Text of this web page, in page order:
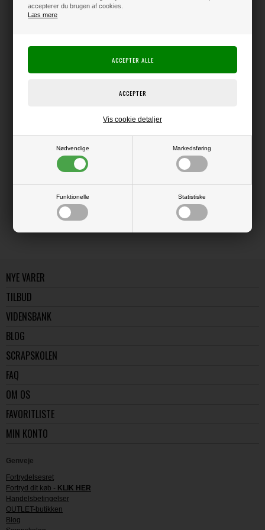
accepterer du brugen af cookies.
Læs mere
Nødvendige Markedsføring
Funktionelle Statistiske
Vis cookie detaljer
Producent:Crafters Companion
projekter.
Du får 3 ruller med hver 10 meter.
1 rulle med to forskellige Birthday-tekster
Der er god luft mellem teksterne.
Læs flere artikler...
NYE VARER
TILBUD
VIDENSBANK
BLOG
SCRAPSKOLEN
FAQ
OM OS
FAVORITLISTE
MIN KONTO
Genveje
Fortrydelsesret
Fortryd dit køb - KLIK HER
Handelsbetingelser
OUTLET-butikken
Blog